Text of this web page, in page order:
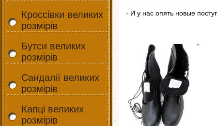
Кроссівки великих
розмірів
Бутси великих
розмірів
Сандалії великих
розмірів
Капці великих
розмірів
- И у нас опять новые